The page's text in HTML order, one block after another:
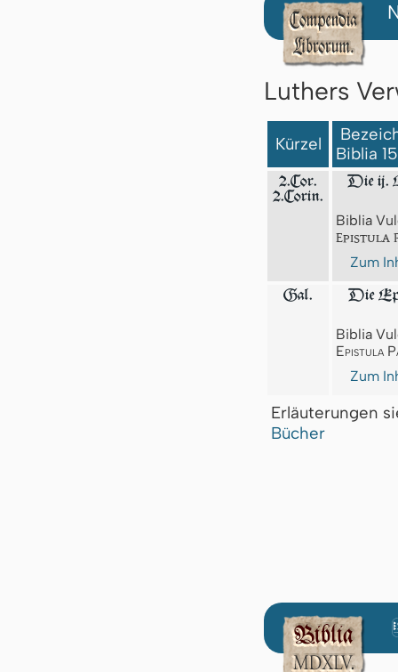
Luthers
Kürzel
Biblia
2.Cor.
2.Corin.
Die ij.
Biblia
Epistula
Zum
Gal. Die
Biblia
Epistula
Zum
Erläuterungen
Bücher